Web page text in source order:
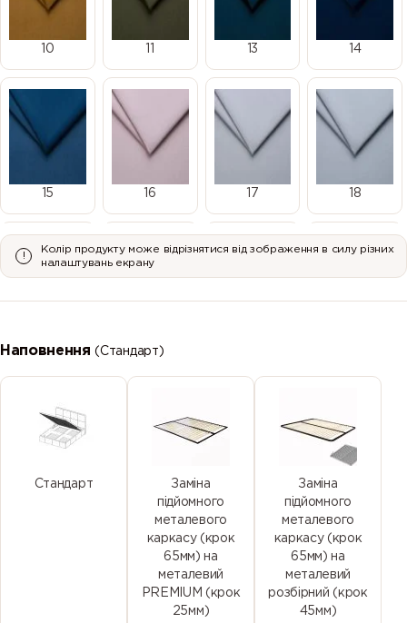
10 13 14
15 16 17 18
6
Колір продукту може відрізнятися від зображення в силу різних
налаштувань екрану
Наповнення(Стандарт)
Стандарт
Заміна
підйомного
металевого
каркасу (крок
65мм) на
металевий
PREMIUM (крок
25мм)
Заміна
підйомного
металевого
каркасу (крок
65мм) на
металевий
розбірний (крок
45мм)